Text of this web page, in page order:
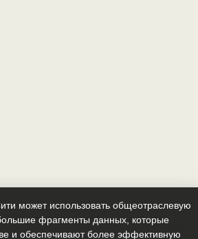
может использовать общеотраслевую
фрагменты данных, которые
и обеспечивают более эффективную